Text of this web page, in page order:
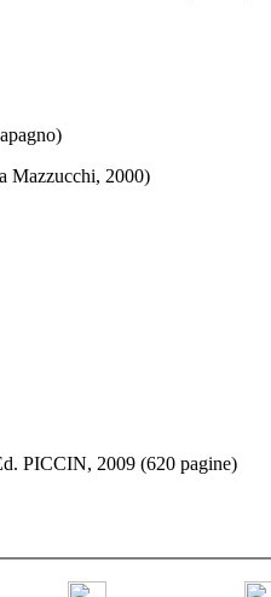
Mazzucchi, 2000)
PICCIN, 2009 (620 pagine)